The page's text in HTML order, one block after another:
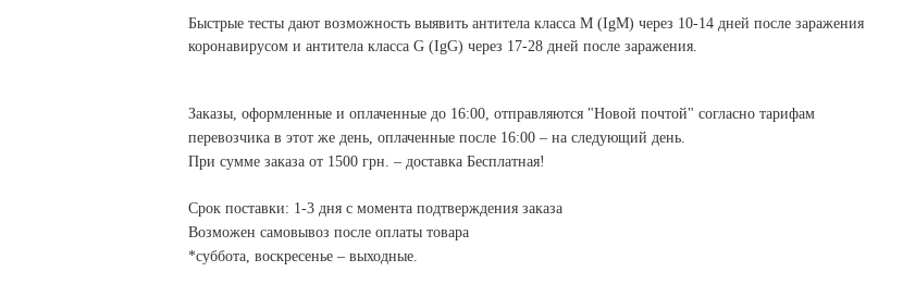
Быстрые тесты дают возможность выявить антитела класса М (IgM) через 10-14 дней после заражения
коронавирусом и антитела класса G (IgG) через 17-28 дней после заражения.
Заказы, оформленные и оплаченные до 16:00, отправляются "Новой почтой" согласно тарифам
перевозчика в этот же день, оплаченные после 16:00 – на следующий день.
При сумме заказа от 1500 грн. – доставка Бесплатная!
Срок поставки: 1-3 дня с момента подтверждения заказа
Возможен самовывоз после оплаты товара
*суббота, воскресенье – выходные.